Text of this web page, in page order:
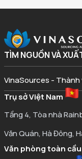
TÌM NGUỒN VÀ
VinaSources -
Trụ sở Việt Nam
Tầng 4, Tòa nhà
Văn Quán, Hà Đông,
Văn phòng toàn cầu